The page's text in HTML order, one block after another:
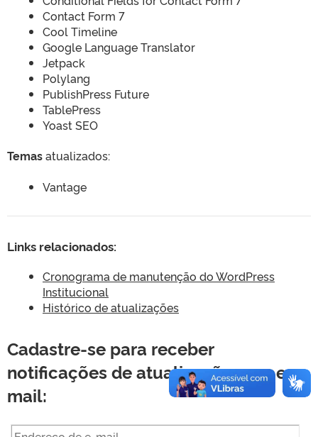
Contact Form 7
Cool Timeline
Google Language Translator
Jetpack
Polylang
PublishPress Future
TablePress
Yoast SEO
Temasatualizados:
Vantage
Links relacionados:
Cronograma de manutenção do WordPress
Institucional
Histórico de atualizações
Cadastre-se para receber
notificações de atualizações por e-
mail:
Endereço